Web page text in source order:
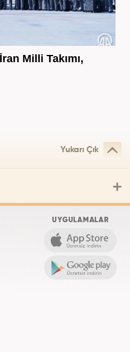
Milli Takımı,
Yukarı Çık
UYGULAMALAR